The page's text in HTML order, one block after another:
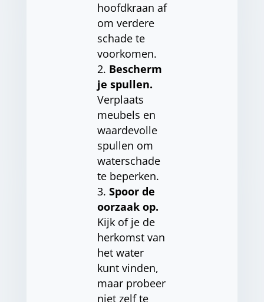
hoofdkraan af
om verdere
schade te
voorkomen.
Bescherm
je spullen.
Verplaats
meubels en
waardevolle
spullen om
waterschade
te beperken.
Spoor de
oorzaak op.
Kijk of je de
herkomst van
het water
kunt vinden,
maar probeer
niet zelf te